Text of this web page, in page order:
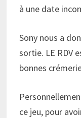
à une date
Sony nous a
sortie. LE RDV
bonnes
ce jeu, pour